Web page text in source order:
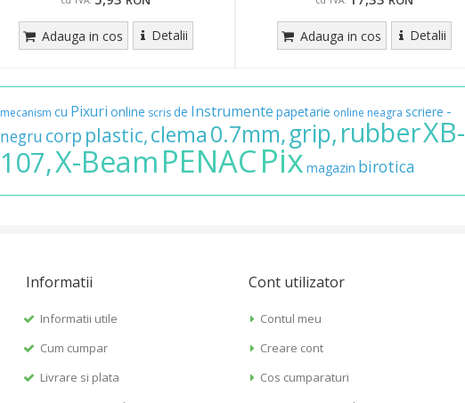
Adauga in cos Detalii Adauga in cos Detalii
mecanism cu Pixuri online scrisde Instrumente papetarie online neagra scriere -
negru corp plastic,clema0.7mm,grip,rubberXB-
107,X-BeamPENACPix magazin birotica
Informatii
Informatii utile
Cum cumpar
Livrare si plata
Cont utilizator
Contul meu
Creare cont
Cos cumparaturi